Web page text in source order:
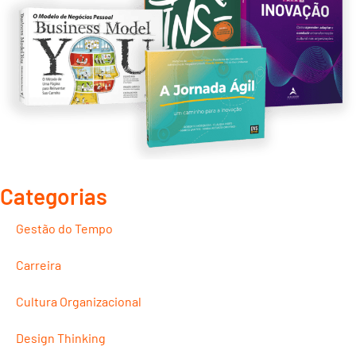
Categorias
Gestão do Tempo
Carreira
Cultura Organizacional
Design Thinking